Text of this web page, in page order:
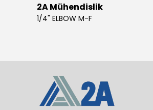
2A Mühendislik
1/4" ELBOW M-F